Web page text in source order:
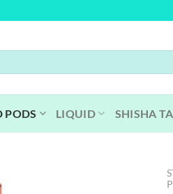
PODS LIQUID SHISHA